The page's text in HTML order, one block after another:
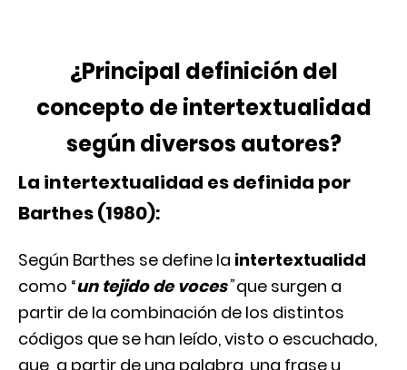
¿Principal definición del
concepto de intertextualidad
según diversos autores?
La intertextualidad es definida por
Barthes (1980):
Según Barthes se define la intertextualidd
como “un tejido de voces”que surgen a
partir de la combinación de los distintos
códigos que se han leído, visto o escuchado,
que a partir de una palabra, una frase u